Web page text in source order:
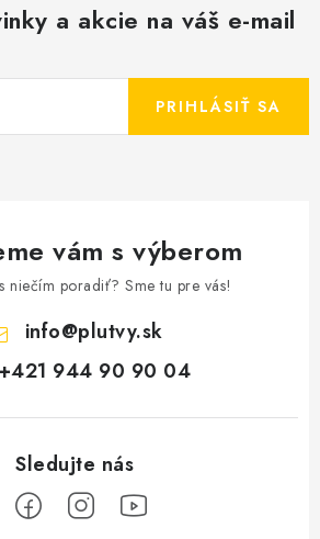
a akcie na váš e-mail
PRIHLÁSIŤ SA
vám s výberom
niečím poradiť? Sme tu pre vás!
info@plutvy.sk
+421 944 90 90 04